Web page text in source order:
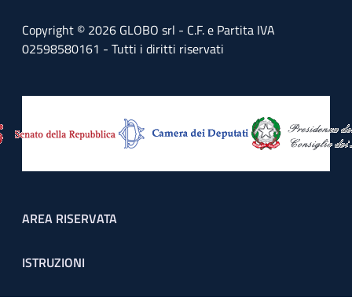
Copyright © 2026 GLOBO srl - C.F. e Partita IVA
02598580161 - Tutti i diritti riservati
Footer menu
AREA RISERVATA
ISTRUZIONI